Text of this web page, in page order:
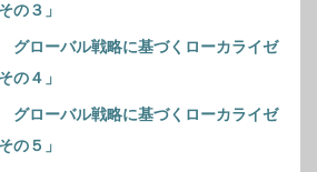
の３」
グローバル戦略に基づくローカライゼ
の４」
グローバル戦略に基づくローカライゼ
の５」